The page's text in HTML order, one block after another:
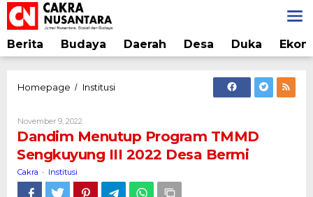
Lewati
ke
konten
Berita Budaya Daerah Desa Duka
Homepage / InstitusiDandim
Sengkuyung
Desa
November 9, 2022
Cakra
Dandim Menutup Program TMMD
Sengkuyung III 2022 Desa Bermi
Cakra - Institusi